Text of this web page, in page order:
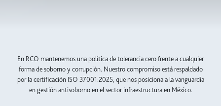
En RCO mantenemos una política de tolerancia cero frente a cualquier
forma de soborno y corrupción. Nuestro compromiso está respaldado
por la certificación ISO 37001:2025, que nos posiciona a la vanguardia
en gestión antisoborno en el sector infraestructura en México.